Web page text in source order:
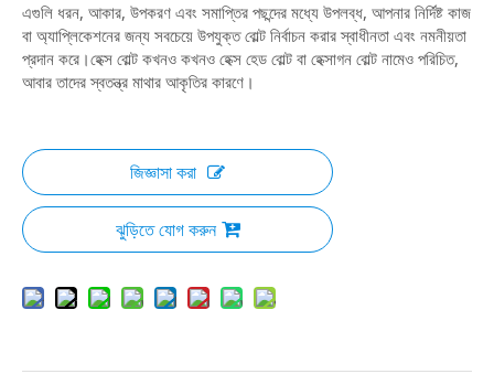
এগুলি ধরন, আকার, উপকরণ এবং সমাপ্তির পছন্দের মধ্যে উপলব্ধ, আপনার নির্দিষ্ট কাজ
বা অ্যাপ্লিকেশনের জন্য সবচেয়ে উপযুক্ত বোল্ট নির্বাচন করার স্বাধীনতা এবং নমনীয়তা
প্রদান করে।হেক্স বোল্ট কখনও কখনও হেক্স হেড বোল্ট বা হেক্সাগন বোল্ট নামেও পরিচিত,
আবার তাদের স্বতন্ত্র মাথার আকৃতির কারণে।
জিজ্ঞাসা করা
ঝুড়িতে যোগ করুন